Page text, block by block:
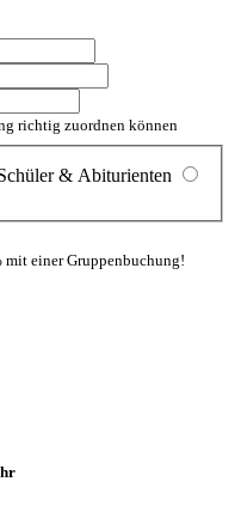
richtig zuordnen können
& Abiturienten
mit einer Gruppenbuchung!